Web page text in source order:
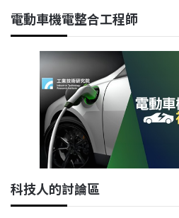
電動車機電整合工程師
科技人的討論區